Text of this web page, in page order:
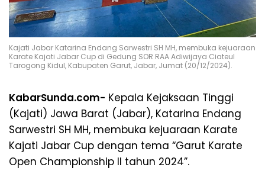
Kajati Jabar Katarina Endang Sarwestri SH MH, membuka kejuaraan
Karate Kajati Jabar Cup di Gedung SOR RAA Adiwijaya Ciateul
Tarogong Kidul, Kabupaten Garut, Jabar, Jumat (20/12/2024).
KabarSunda.com- Kepala Kejaksaan Tinggi
(Kajati) Jawa Barat (Jabar), Katarina Endang
Sarwestri SH MH, membuka kejuaraan Karate
Kajati Jabar Cup dengan tema “Garut Karate
Open Championship II tahun 2024”.